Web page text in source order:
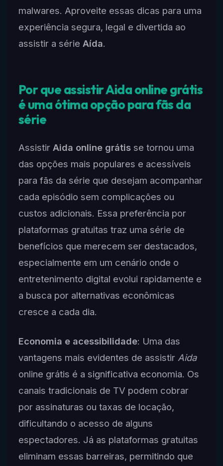
malwares. Aproveite essas dicas para uma
experiência segura, legal e divertida ao
assistir a série Aída.
Por que assistir Aida online grátis
é uma ótima opção para fãs da
série
Assistir Aida online grátisse tornou uma
das opções mais populares e acessíveis
para fãs da série que desejam acompanhar
cada episódio sem complicações ou
custos adicionais. Essa preferência por
plataformas gratuitas traz uma série de
benefícios que merecem ser destacados,
especialmente em um cenário onde o
entretenimento digital evolui rapidamente e
a busca por alternativas econômicas
cresce a cada dia.
Economia e acessibilidade: Uma das
vantagens mais evidentes de assistir Aida
online grátis é a significativa economia. Os
canais tradicionais de TV podem cobrar
por assinaturas ou taxas de locação,
dificultando o acesso de alguns
espectadores. Já as plataformas gratuitas
eliminam essas barreiras, permitindo que